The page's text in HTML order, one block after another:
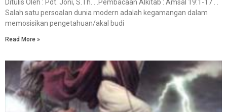
Ditulis Oleh : Pdt. Joni, S.Th. . .Pembacaan Alkitab : Amsal 19:1-17 . .
Salah satu persoalan dunia modern adalah kegamangan dalam
memosisikan pengetahuan/akal budi
Read More »